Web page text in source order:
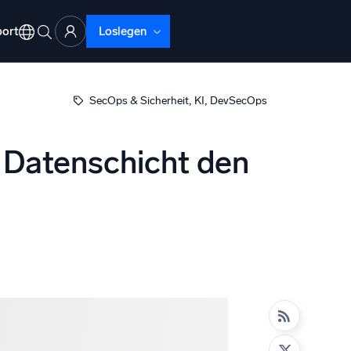
Loslegen
SecOps & Sicherheit, KI, DevSecOps
den